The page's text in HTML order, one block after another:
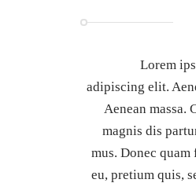
Lorem
adipiscing elit.
Aenean massa.
magnis dis
mus. Donec
eu, pretium quis,